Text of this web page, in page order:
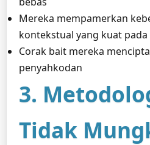
Mereka mempamerkan
kontekstual yang kuat
Corak bait mereka
penyahkodan
3.
Tidak